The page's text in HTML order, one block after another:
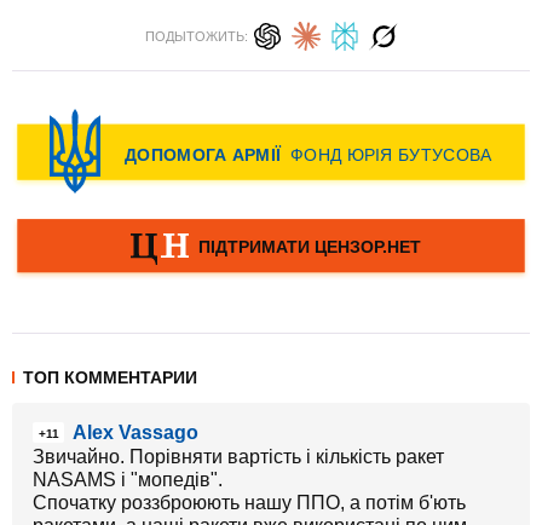
ПОДЫТОЖИТЬ:
ТОП КОММЕНТАРИИ
+11
Alex Vassago
Звичайно. Порівняти вартість і кількість ракет
NASAMS і "мопедів".
Спочатку роззброюють нашу ППО, а потім б'ють